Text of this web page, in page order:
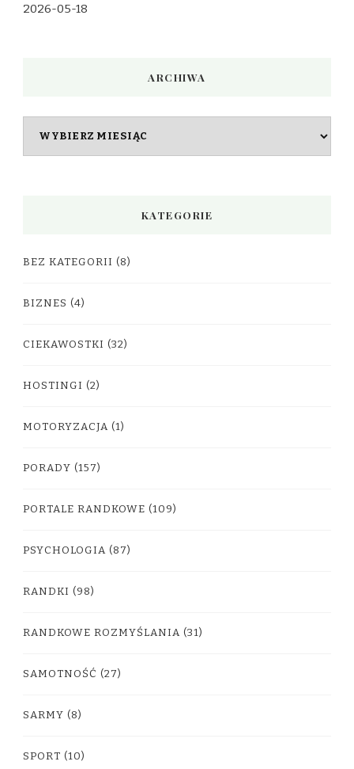
2026-05-18
ARCHIWA
KATEGORIE
BEZ KATEGORII (8)
BIZNES (4)
CIEKAWOSTKI (32)
HOSTINGI (2)
MOTORYZACJA (1)
PORADY (157)
PORTALE RANDKOWE (109)
PSYCHOLOGIA (87)
RANDKI (98)
RANDKOWE ROZMYŚLANIA (31)
SAMOTNOŚĆ (27)
SARMY (8)
SPORT (10)